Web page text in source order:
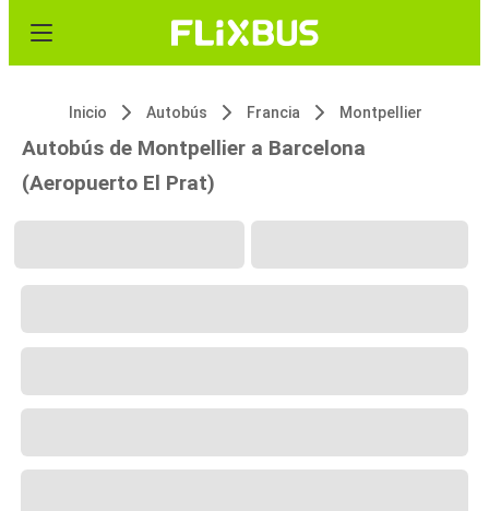
Inicio Autobús Francia Montpellier
Autobús de Montpellier a Barcelona
(Aeropuerto El Prat)